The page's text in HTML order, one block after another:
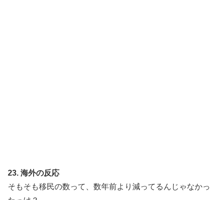
23. 海外の反応
そもそも移民の数って、数年前より減ってるんじゃなかっ